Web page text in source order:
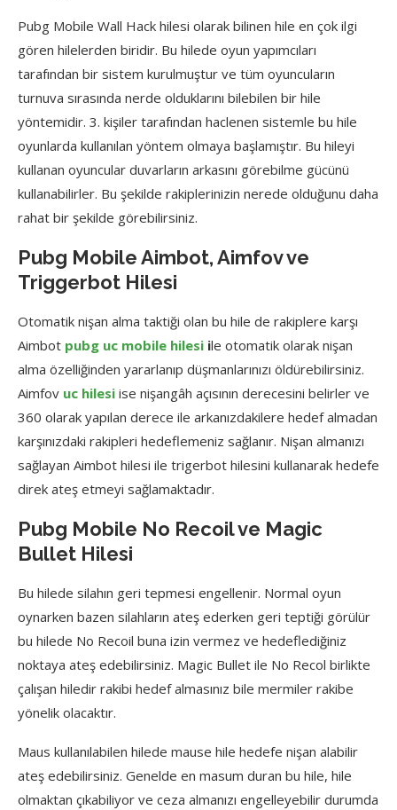
Pubg Mobile Wall Hack hilesi olarak bilinen hile en çok ilgi
gören hilelerden biridir. Bu hilede oyun yapımcıları
tarafından bir sistem kurulmuştur ve tüm oyuncuların
turnuva sırasında nerde olduklarını bilebilen bir hile
yöntemidir. 3. kişiler tarafından haclenen sistemle bu hile
oyunlarda kullanılan yöntem olmaya başlamıştır. Bu hileyi
kullanan oyuncular duvarların arkasını görebilme gücünü
kullanabilirler. Bu şekilde rakiplerinizin nerede olduğunu daha
rahat bir şekilde görebilirsiniz.
Pubg Mobile Aimbot, Aimfov ve
Triggerbot Hilesi
Otomatik nişan alma taktiği olan bu hile de rakiplere karşı
Aimbot pubg uc mobile hilesi ile otomatik olarak nişan
alma özelliğinden yararlanıp düşmanlarınızı öldürebilirsiniz.
Aimfov uc hilesi ise nişangâh açısının derecesini belirler ve
360 olarak yapılan derece ile arkanızdakilere hedef almadan
karşınızdaki rakipleri hedeflemeniz sağlanır. Nişan almanızı
sağlayan Aimbot hilesi ile trigerbot hilesini kullanarak hedefe
direk ateş etmeyi sağlamaktadır.
Pubg Mobile No Recoil ve Magic
Bullet Hilesi
Bu hilede silahın geri tepmesi engellenir. Normal oyun
oynarken bazen silahların ateş ederken geri teptiği görülür
bu hilede No Recoil buna izin vermez ve hedeflediğiniz
noktaya ateş edebilirsiniz. Magic Bullet ile No Recol birlikte
çalışan hiledir rakibi hedef almasınız bile mermiler rakibe
yönelik olacaktır.
Maus kullanılabilen hilede mause hile hedefe nişan alabilir
ateş edebilirsiniz. Genelde en masum duran bu hile, hile
olmaktan çıkabiliyor ve ceza almanızı engelleyebilir durumda